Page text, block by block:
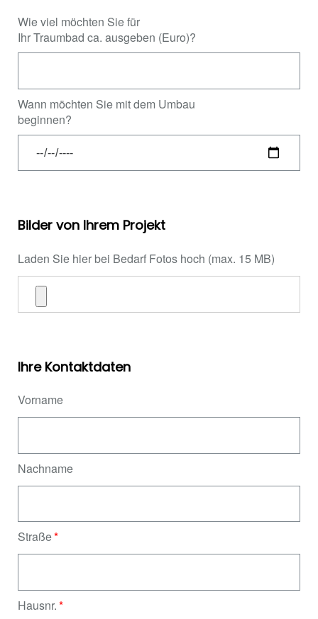
Wie viel möchten Sie für
Ihr Traumbad ca. ausgeben (Euro)?
Wann möchten Sie mit dem Umbau
beginnen?
Bilder von Ihrem Projekt
Laden Sie hier bei Bedarf Fotos hoch (max. 15 MB)
Ihre Kontaktdaten
Vorname
Nachname
Straße
Hausnr.